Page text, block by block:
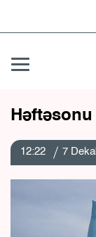
12:22 7